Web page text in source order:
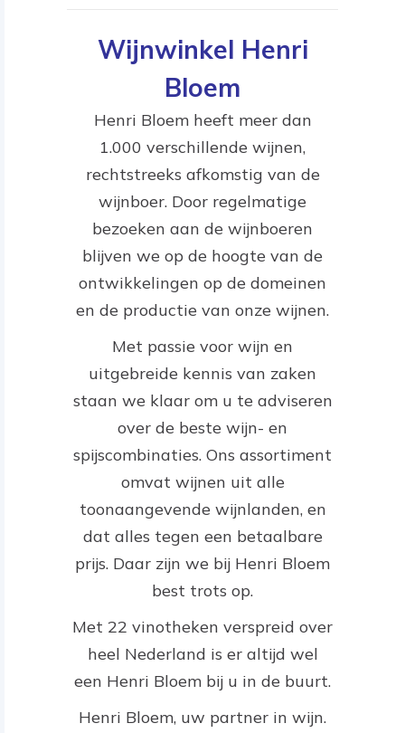
Wijnwinkel Henri
Bloem
Henri Bloem heeft meer dan
1.000 verschillende wijnen,
rechtstreeks afkomstig van de
wijnboer. Door regelmatige
bezoeken aan de wijnboeren
blijven we op de hoogte van de
ontwikkelingen op de domeinen
en de productie van onze wijnen.
Met passie voor wijn en
uitgebreide kennis van zaken
staan we klaar om u te adviseren
over de beste wijn- en
spijscombinaties. Ons assortiment
omvat wijnen uit alle
toonaangevende wijnlanden, en
dat alles tegen een betaalbare
prijs. Daar zijn we bij Henri Bloem
best trots op.
Met 22 vinotheken verspreid over
heel Nederland is er altijd wel
een Henri Bloem bij u in de buurt.
Henri Bloem, uw partner in wijn.